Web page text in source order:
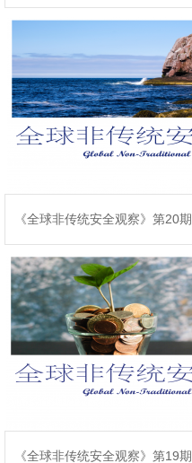
《全球非传统安全观察》第20期
《全球非传统安全观察》第19期